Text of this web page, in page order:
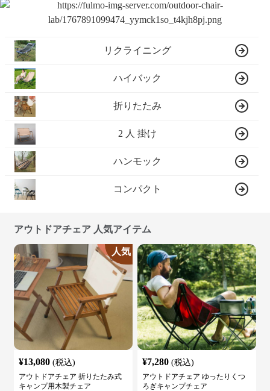
リクライニング
ハイバック
折りたたみ
2 人 掛け
ハンモック
コンパクト
アウトドアチェア 人気アイテム
人気
¥13,080 (税込)
アウトドアチェア 折りたたみ式
キャンプ用木製チェア
¥7,280 (税込)
アウトドアチェア ゆったりくつ
ろぎキャンプチェア